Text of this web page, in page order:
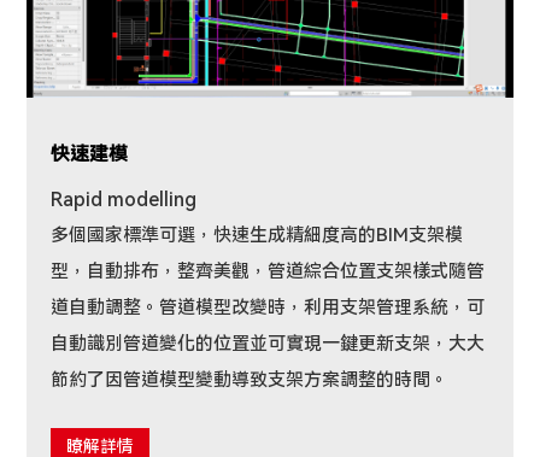
快速建模
Rapid modelling
多個國家標準可選，快速生成精細度高的BIM支架模
型，自動排布，整齊美觀，管道綜合位置支架樣式隨管
道自動調整。管道模型改變時，利用支架管理系統，可
自動識別管道變化的位置並可實現一鍵更新支架，大大
節約了因管道模型變動導致支架方案調整的時間。
瞭解詳情